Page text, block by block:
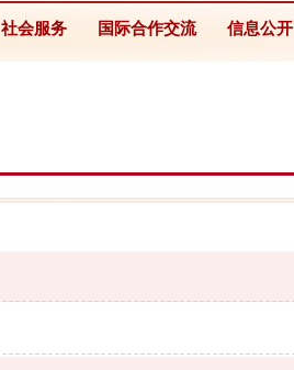
社会服务 国际合作交流 信息公开